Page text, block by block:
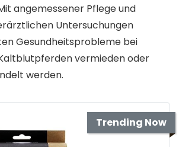
angemessener Pflege und
Untersuchungen
Gesundheitsprobleme bei
vermieden oder
werden.
Trending Now